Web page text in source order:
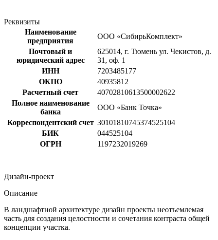
Реквизиты
Наименование
предприятия
ООО «СибирьКомплект»
Почтовый и
юридический адрес
625014, г. Тюмень ул. Чекистов, д.
31, оф. 1
ИНН
7203485177
ОКПО
40935812
Расчетный счет
40702810613500002622
Полное наименование
банка
ООО «Банк Точка»
Корреспондентский счет 30101810745374525104
БИК
044525104
ОГРН
1197232019269
Дизайн-проект
Описание
В ландшафтной архитектуре дизайн проекты неотъемлемая
часть для создания целостности и сочетания контраста общей
концепции участка.